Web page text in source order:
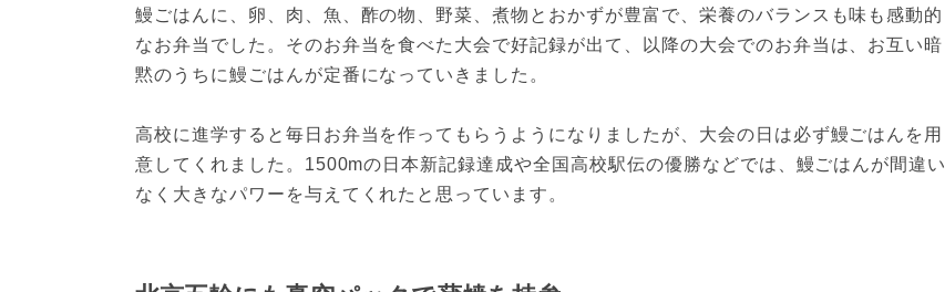
鰻ごはんに、卵、肉、魚、酢の物、野菜、煮物とおかずが豊富で、栄養のバランスも味も感動的
なお弁当でした。そのお弁当を食べた大会で好記録が出て、以降の大会でのお弁当は、お互い暗
黙のうちに鰻ごはんが定番になっていきました。
高校に進学すると毎日お弁当を作ってもらうようになりましたが、大会の日は必ず鰻ごはんを用
意してくれました。1500mの日本新記録達成や全国高校駅伝の優勝などでは、鰻ごはんが間違い
なく大きなパワーを与えてくれたと思っています。